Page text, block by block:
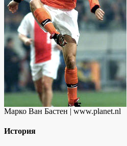
Марко Ван Бастен | www.planet.nl
История